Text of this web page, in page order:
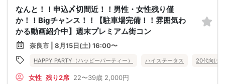
なんと！！申込〆切間近！！男性・女性残り僅
か！！Bigチャンス！！【駐車場完備！！雰囲気わ
かる動画紹介中】週末プレミアム街コン
奈良市 | 8月15日(土) 16:00〜
HAPPY PARTY（ハッピーパーティー） ハイステータス 20代向け
女性 残り2席 22〜39歳 2,000円